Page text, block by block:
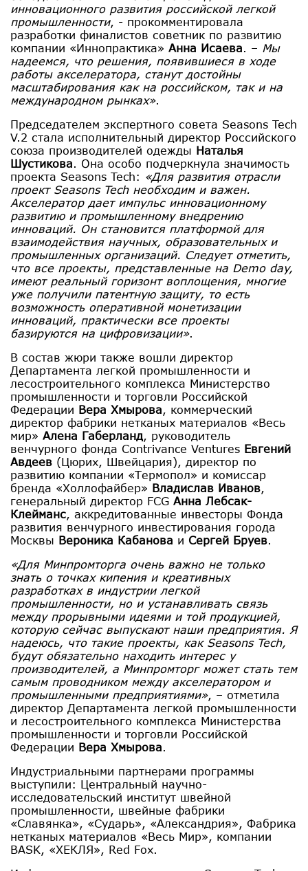
инновационного развития российской легкой
промышленности, - прокомментировала
разработки финалистов советник по развитию
компании «Иннопрактика» Анна Исаева. – Мы
надеемся, что решения, появившиеся в ходе
работы акселератора, станут достойны
масштабирования как на российском, так и на
международном рынках».
Председателем экспертного совета Seasons Tech
V.2 стала исполнительный директор Российского
союза производителей одежды Наталья
Шустикова. Она особо подчеркнула значимость
проекта Seasons Tech: «Для развития отрасли
проект Seasons Tech необходим и важен.
Акселератор дает импульс инновационному
развитию и промышленному внедрению
инноваций. Он становится платформой для
взаимодействия научных, образовательных и
промышленных организаций. Следует отметить,
что все проекты, представленные на Demo day,
имеют реальный горизонт воплощения, многие
уже получили патентную защиту, то есть
возможность оперативной монетизации
инноваций, практически все проекты
базируются на цифровизации».
В состав жюри также вошли директор
Департамента легкой промышленности и
лесостроительного комплекса Министерство
промышленности и торговли Российской
Федерации Вера Хмырова, коммерческий
директор фабрики нетканых материалов «Весь
мир» Алена Габерланд, руководитель
венчурного фонда Contrivance Ventures Евгений
Авдеев (Цюрих, Швейцария), директор по
развитию компании «Термопол» и комиссар
бренда «Холлофайбер» Владислав Иванов,
генеральный директор FCG Анна Лебсак-
Клейманс, аккредитованные инвесторы Фонда
развития венчурного инвестирования города
Москвы Вероника Кабанова и Сергей Бруев.
«Для Минпромторга очень важно не только
знать о точках кипения и креативных
разработках в индустрии легкой
промышленности, но и устанавливать связь
между прорывными идеями и той продукцией,
которую сейчас выпускают наши предприятия. Я
надеюсь, что такие проекты, как Seasons Tech,
будут обязательно находить интерес у
производителей, а Минпромторг может стать тем
самым проводником между акселератором и
промышленными предприятиями», – отметила
директор Департамента легкой промышленности
и лесостроительного комплекса Министерства
промышленности и торговли Российской
Федерации Вера Хмырова.
Индустриальными партнерами программы
выступили: Центральный научно-
исследовательский институт швейной
промышленности, швейные фабрики
«Славянка», «Сударь», «Александрия», Фабрика
нетканых материалов «Весь Мир», компании
BASK, «ХЕКЛЯ», Red Fox.